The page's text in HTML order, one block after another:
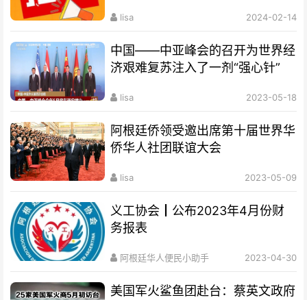
lisa 2024-02-14
中国——中亚峰会的召开为世界经
济艰难复苏注入了一剂“强心针”
lisa 2023-05-18
阿根廷侨领受邀出席第十届世界华
侨华人社团联谊大会
lisa 2023-05-09
义工协会┃公布2023年4月份财
务报表
阿根廷华人便民小助手 2023-04-30
美国军火鲨鱼团赴台：蔡英文政府